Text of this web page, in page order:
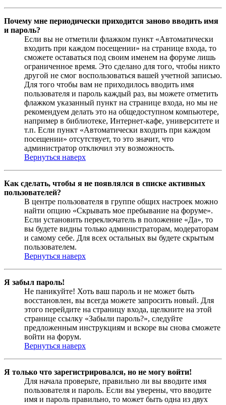
Почему мне периодически приходится заново вводить имя
и пароль?
Если вы не отметили флажком пункт «Автоматически
входить при каждом посещении» на странице входа, то
сможете оставаться под своим именем на форуме лишь
ограниченное время. Это сделано для того, чтобы никто
другой не смог воспользоваться вашей учетной записью.
Для того чтобы вам не приходилось вводить имя
пользователя и пароль каждый раз, вы можете отметить
флажком указанный пункт на странице входа, но мы не
рекомендуем делать это на общедоступном компьютере,
например в библиотеке, Интернет-кафе, университете и
т.п. Если пункт «Автоматически входить при каждом
посещении» отсутствует, то это значит, что
администратор отключил эту возможность.
Вернуться наверх
Как сделать, чтобы я не появлялся в списке активных
пользователей?
В центре пользователя в группе общих настроек можно
найти опцию «Скрывать мое пребывание на форуме».
Если установить переключатель в положение «Да», то
вы будете видны только администраторам, модераторам
и самому себе. Для всех остальных вы будете скрытым
пользователем.
Вернуться наверх
Я забыл пароль!
Не паникуйте! Хоть ваш пароль и не может быть
восстановлен, вы всегда можете запросить новый. Для
этого перейдите на страницу входа, щелкните на этой
странице ссылку «Забыли пароль?», следуйте
предложенным инструкциям и вскоре вы снова сможете
войти на форум.
Вернуться наверх
Я только что зарегистрировался, но не могу войти!
Для начала проверьте, правильно ли вы вводите имя
пользователя и пароль. Если вы уверены, что вводите
имя и пароль правильно, то может быть одна из двух